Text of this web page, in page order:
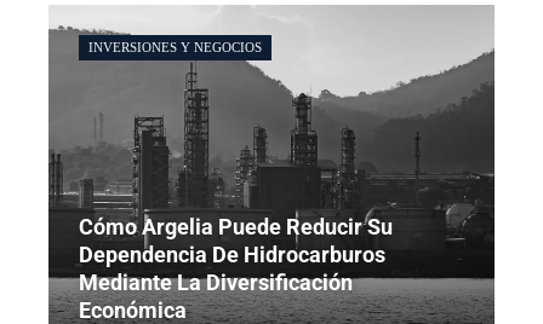
INVERSIONES Y NEGOCIOS
Cómo Argelia Puede Reducir Su
Dependencia De Hidrocarburos
Mediante La Diversificación
Económica